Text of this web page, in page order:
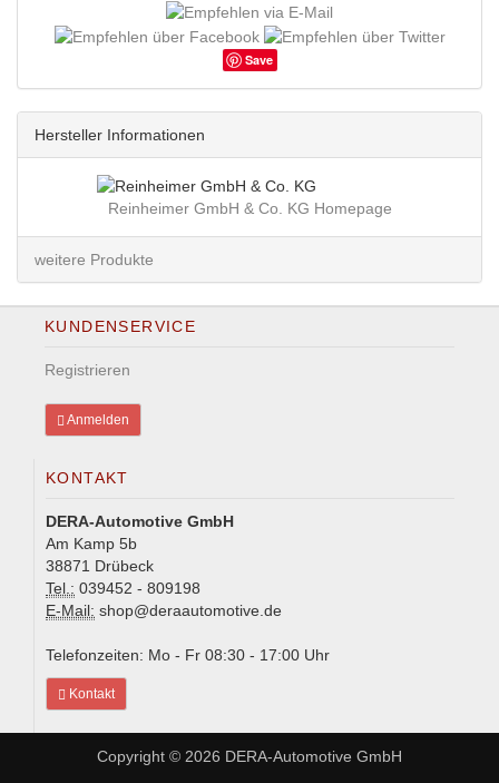
Save
Hersteller Informationen
Reinheimer GmbH & Co. KG Homepage
weitere Produkte
KUNDENSERVICE
Registrieren
Anmelden
KONTAKT
DERA-Automotive GmbH
Am Kamp 5b
38871 Drübeck
Tel.: 039452 - 809198
E-Mail: shop@deraautomotive.de
Telefonzeiten: Mo - Fr 08:30 - 17:00 Uhr
Kontakt
Copyright © 2026 DERA-Automotive GmbH